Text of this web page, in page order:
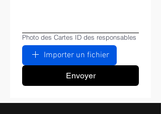
Photo des Cartes ID des responsables
Importer un fichier
Envoyer